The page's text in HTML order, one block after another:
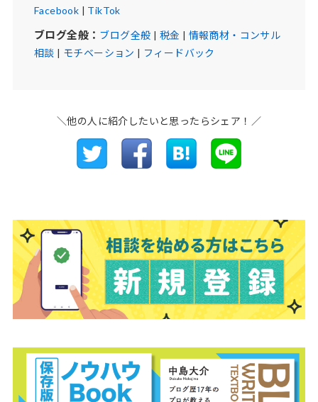
Facebook | TikTok
ブログ全般： ブログ全般 | 税金 | 情報商材・コンサル
相談 | モチベーション | フィードバック
＼他の人に紹介したいと思ったらシェア！／